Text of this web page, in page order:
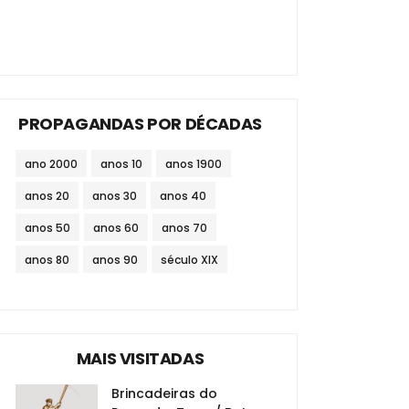
PROPAGANDAS POR DÉCADAS
ano 2000 anos 10 anos 1900
anos 20 anos 30 anos 40
anos 50 anos 60 anos 70
anos 80 anos 90 século XIX
MAIS VISITADAS
Brincadeiras do